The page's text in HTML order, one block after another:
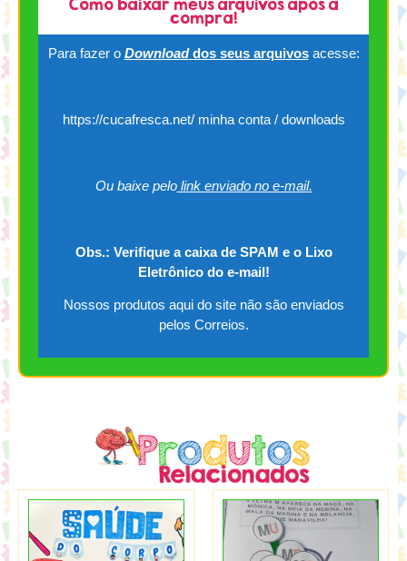
Como baixar meus arquivos após a
compra!
Para fazer o Downloaddos seus arquivos acesse:
https://cucafresca.net/ minha conta / downloads
Ou baixe pelolink enviado no e-mail.
Obs.: Verifique a caixa de SPAM e o Lixo
Eletrônico do e-mail!
Nossos produtos aqui do site não são enviados
pelos Correios.